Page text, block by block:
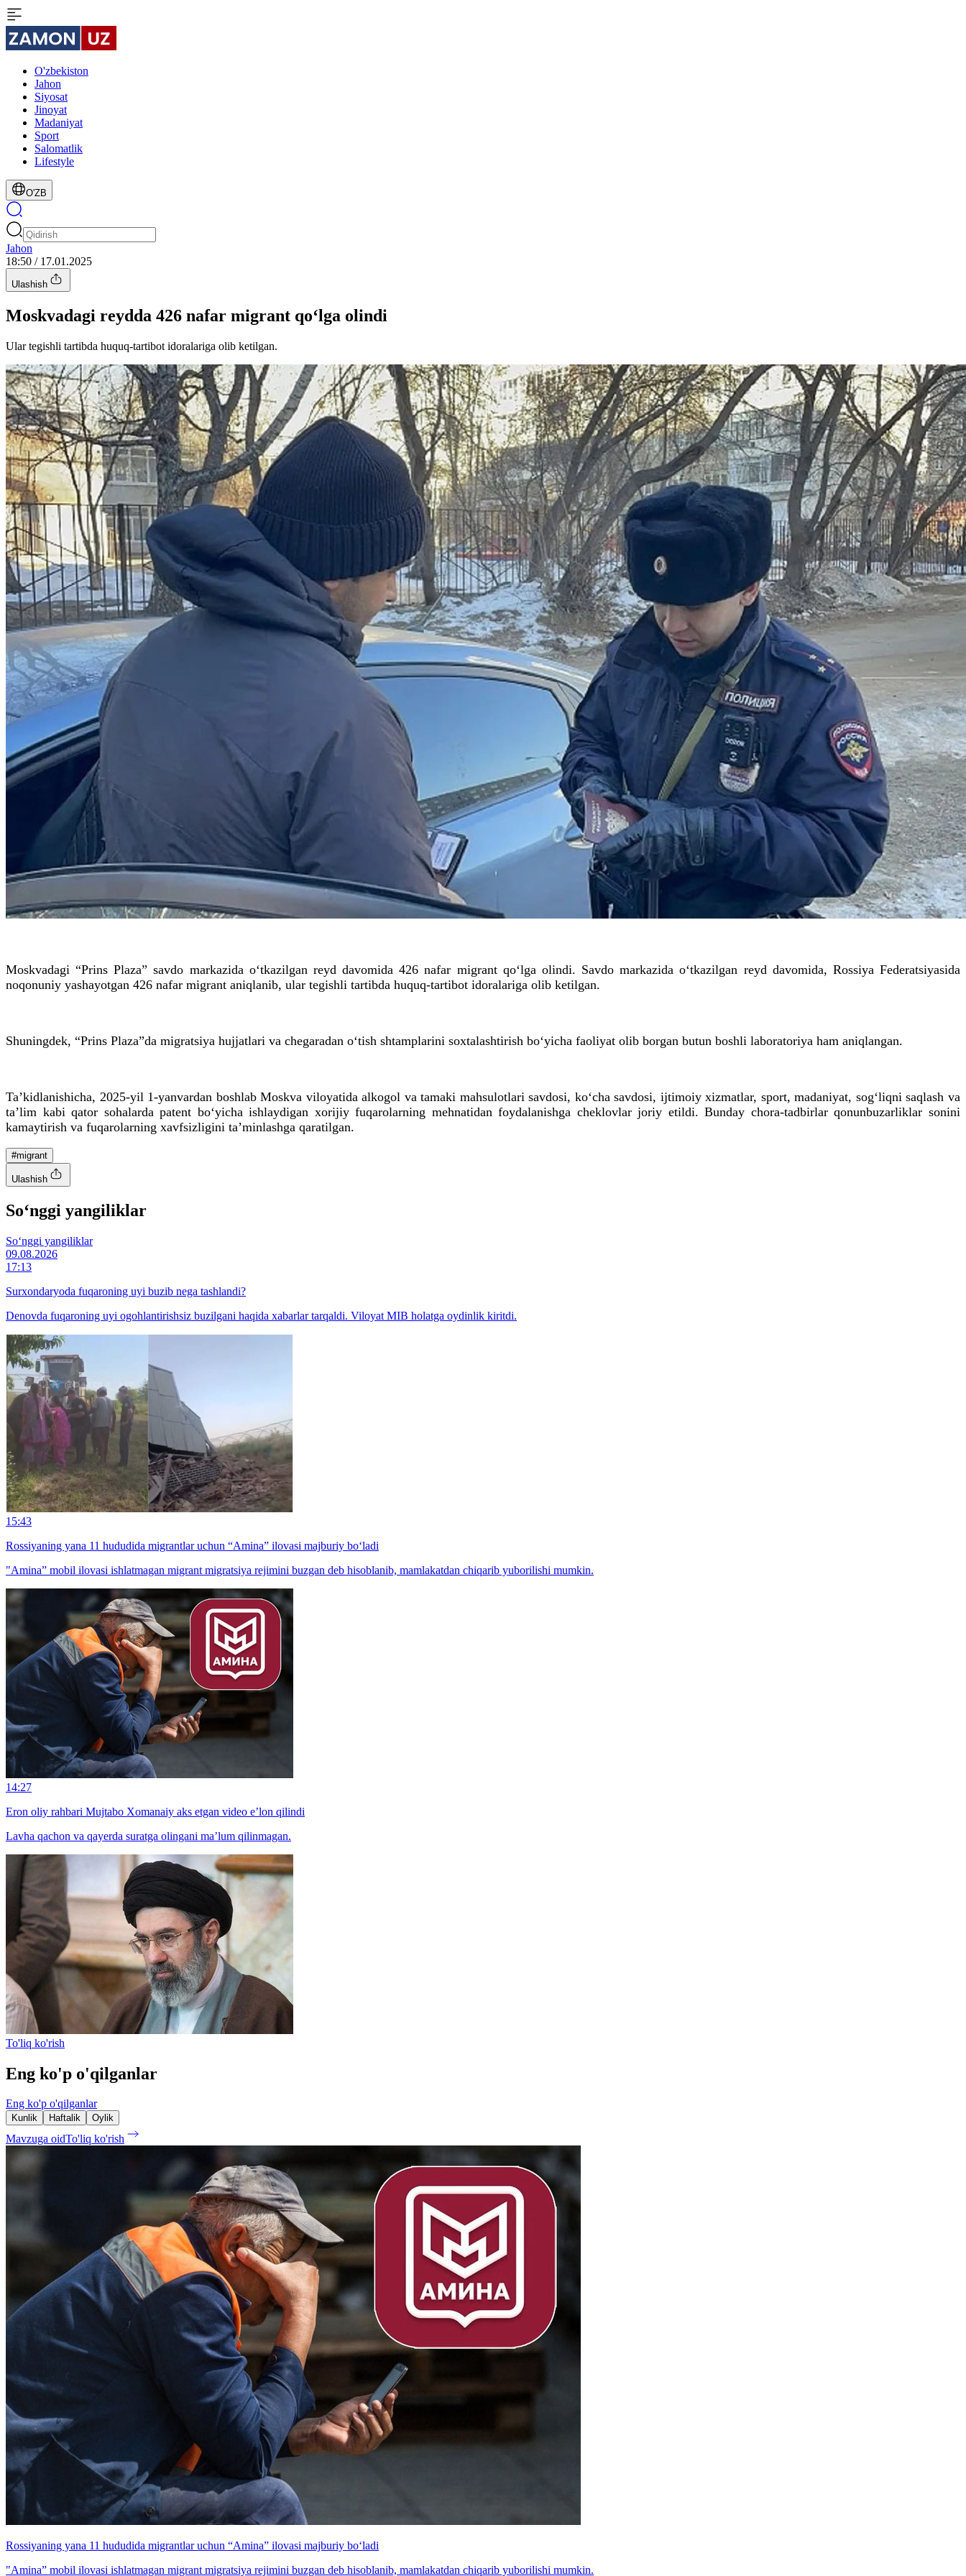
O'zbekiston
Jahon
Siyosat
Jinoyat
Madaniyat
Sport
Salomatlik
Lifestyle
O'ZB
Jahon
18:50 / 17.01.2025
Ulashish
Moskvadagi reydda 426 nafar migrant qo‘lga olindi
Ular tegishli tartibda huquq-tartibot idoralariga olib ketilgan.
Moskvadagi “Prins Plaza” savdo markazida o‘tkazilgan reyd davomida 426 nafar migrant qo‘lga olindi. Savdo markazida o‘tkazilgan reyd davomida, Rossiya Federatsiyasida
noqonuniy yashayotgan 426 nafar migrant aniqlanib, ular tegishli tartibda huquq-tartibot idoralariga olib ketilgan.
Shuningdek, “Prins Plaza”da migratsiya hujjatlari va chegaradan o‘tish shtamplarini soxtalashtirish bo‘yicha faoliyat olib borgan butun boshli laboratoriya ham aniqlangan.
Ta’kidlanishicha, 2025-yil 1-yanvardan boshlab Moskva viloyatida alkogol va tamaki mahsulotlari savdosi, ko‘cha savdosi, ijtimoiy xizmatlar, sport, madaniyat, sog‘liqni saqlash va
ta’lim kabi qator sohalarda patent bo‘yicha ishlaydigan xorijiy fuqarolarning mehnatidan foydalanishga cheklovlar joriy etildi. Bunday chora-tadbirlar qonunbuzarliklar sonini
kamaytirish va fuqarolarning xavfsizligini ta’minlashga qaratilgan.
#migrant
Ulashish
So‘nggi yangiliklar
So‘nggi yangiliklar
09.08.2026
17:13
Surxondaryoda fuqaroning uyi buzib nega tashlandi?
Denovda fuqaroning uyi ogohlantirishsiz buzilgani haqida xabarlar tarqaldi. Viloyat MIB holatga oydinlik kiritdi.
15:43
Rossiyaning yana 11 hududida migrantlar uchun “Amina” ilovasi majburiy bo‘ladi
"Amina” mobil ilovasi ishlatmagan migrant migratsiya rejimini buzgan deb hisoblanib, mamlakatdan chiqarib yuborilishi mumkin.
14:27
Eron oliy rahbari Mujtabo Xomanaiy aks etgan video e’lon qilindi
Lavha qachon va qayerda suratga olingani ma’lum qilinmagan.
To'liq ko'rish
Eng ko'p o'qilganlar
Eng ko'p o'qilganlar
Kunlik Haftalik Oylik
Mavzuga oidTo'liq ko'rish
Rossiyaning yana 11 hududida migrantlar uchun “Amina” ilovasi majburiy bo‘ladi
"Amina” mobil ilovasi ishlatmagan migrant migratsiya rejimini buzgan deb hisoblanib, mamlakatdan chiqarib yuborilishi mumkin.